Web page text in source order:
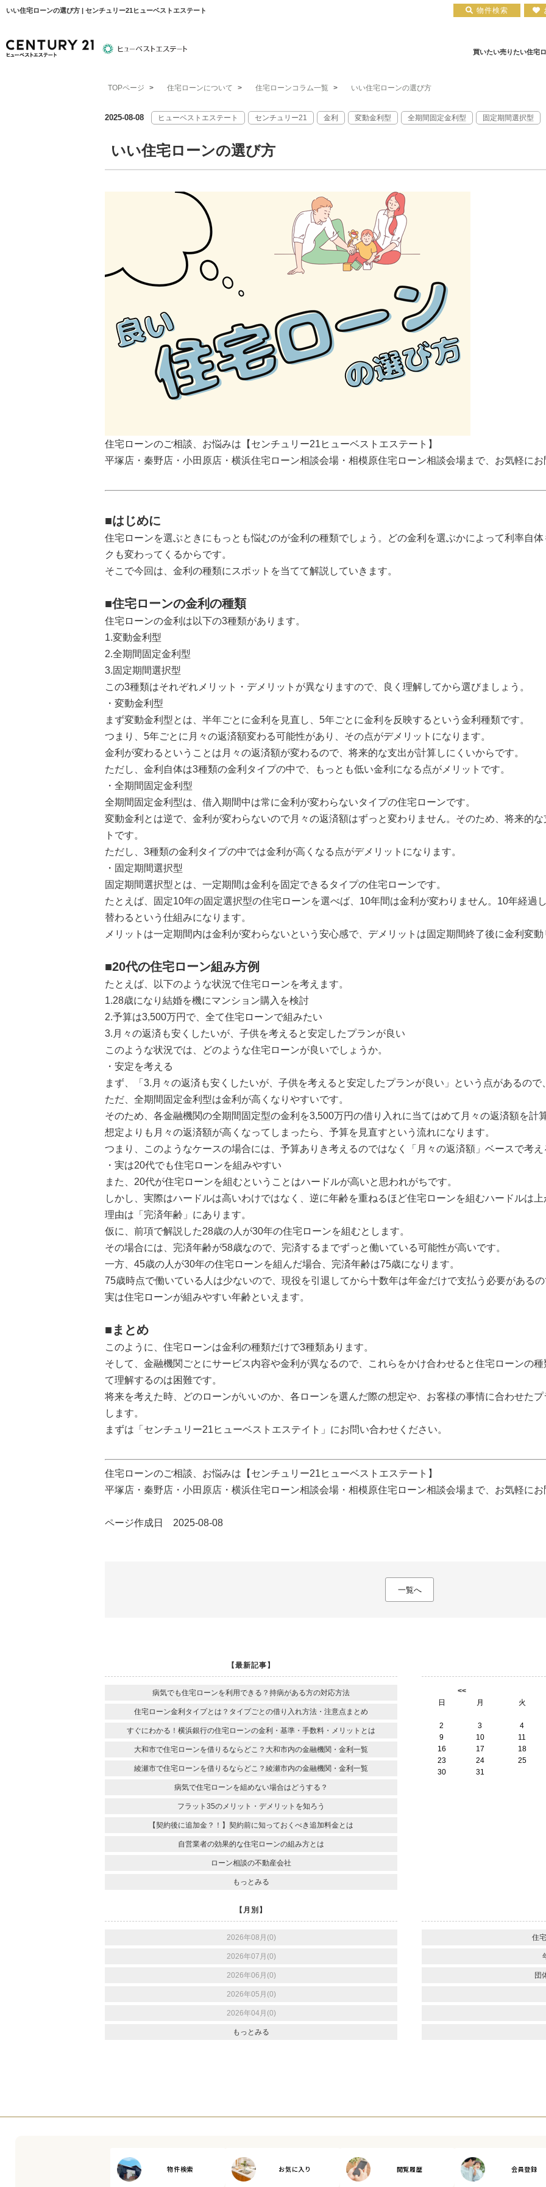
いい住宅ローンの選び方 | センチュリー21ヒューベストエステート
買いたい
物件検索 平塚エリア 小田原エリア 新築一戸建て 中古一戸建て
売りたい住宅
住宅ローンについて 住宅ローン実績 住宅ローン裏話 住宅ローンコラム
注文住宅について 建築実績
会社概要 お知らせ お客様の声 平塚店
TOPページ > 住宅ローンについて > 住宅ローンコラム一覧 > いい住宅ローンの選び方
2025-08-08 ヒューベストエステート センチュリー21 金利 変動金利型 全期間固定金利型 固定期間選択型
いい住宅ローンの選び方
住宅ローンのご相談、お悩みは【センチュリー21ヒューベストエステート】
平塚店・秦野店・小田原店・横浜住宅ローン相談会場・相模原住宅ローン相談会場まで、お気軽にお
■はじめに
住宅ローンを選ぶときにもっとも悩むのが金利の種類でしょう。どの金利を選ぶかによって利率自
クも変わってくるからです。
そこで今回は、金利の種類にスポットを当てて解説していきます。
■住宅ローンの金利の種類
住宅ローンの金利は以下の3種類があります。
1.変動金利型
2.全期間固定金利型
3.固定期間選択型
この3種類はそれぞれメリット・デメリットが異なりますので、良く理解してから選びましょう。
・変動金利型
まず変動金利型とは、半年ごとに金利を見直し、5年ごとに金利を反映するという金利種類です。
つまり、5年ごとに月々の返済額変わる可能性があり、その点がデメリットになります。
金利が変わるということは月々の返済額が変わるので、将来的な支出が計算しにくいからです。
ただし、金利自体は3種類の金利タイプの中で、もっとも低い金利になる点がメリットです。
・全期間固定金利型
全期間固定金利型は、借入期間中は常に金利が変わらないタイプの住宅ローンです。
変動金利とは逆で、金利が変わらないので月々の返済額はずっと変わりません。そのため、将来的
トです。
ただし、3種類の金利タイプの中では金利が高くなる点がデメリットになります。
・固定期間選択型
固定期間選択型とは、一定期間は金利を固定できるタイプの住宅ローンです。
たとえば、固定10年の固定選択型の住宅ローンを選べば、10年間は金利が変わりません。10年経過
替わるという仕組みになります。
メリットは一定期間内は金利が変わらないという安心感で、デメリットは固定期間終了後に金利変動
■20代の住宅ローン組み方例
たとえば、以下のような状況で住宅ローンを考えます。
1.28歳になり結婚を機にマンション購入を検討
2.予算は3,500万円で、全て住宅ローンで組みたい
3.月々の返済も安くしたいが、子供を考えると安定したプランが良い
このような状況では、どのような住宅ローンが良いでしょうか。
・安定を考える
まず、「3.月々の返済も安くしたいが、子供を考えると安定したプランが良い」という点があるので
ただ、全期間固定金利型は金利が高くなりやすいです。
そのため、各金融機関の全期間固定型の金利を3,500万円の借り入れに当てはめて月々の返済額を計
想定よりも月々の返済額が高くなってしまったら、予算を見直すという流れになります。
つまり、このようなケースの場合には、予算ありき考えるのではなく「月々の返済額」ベースで考え
・実は20代でも住宅ローンを組みやすい
また、20代が住宅ローンを組むということはハードルが高いと思われがちです。
しかし、実際はハードルは高いわけではなく、逆に年齢を重ねるほど住宅ローンを組むハードルは上
理由は「完済年齢」にあります。
仮に、前項で解説した28歳の人が30年の住宅ローンを組むとします。
その場合には、完済年齢が58歳なので、完済するまでずっと働いている可能性が高いです。
一方、45歳の人が30年の住宅ローンを組んだ場合、完済年齢は75歳になります。
75歳時点で働いている人は少ないので、現役を引退してから十数年は年金だけで支払う必要がある
実は住宅ローンが組みやすい年齢といえます。
■まとめ
このように、住宅ローンは金利の種類だけで3種類あります。
そして、金融機関ごとにサービス内容や金利が異なるので、これらをかけ合わせると住宅ローンの
て理解するのは困難です。
将来を考えた時、どのローンがいいのか、各ローンを選んだ際の想定や、お客様の事情に合わせた
します。
まずは「センチュリー21ヒューベストエステイト」にお問い合わせください。
住宅ローンのご相談、お悩みは【センチュリー21ヒューベストエステート】
平塚店・秦野店・小田原店・横浜住宅ローン相談会場・相模原住宅ローン相談会場まで、お気軽にお
ページ作成日 2025-08-08
一覧へ
【最新記事】
病気でも住宅ローンを利用できる？持病がある方の対応方法
住宅ローン金利タイプとは？タイプごとの借り入れ方法・注意点まとめ
すぐにわかる！横浜銀行の住宅ローンの金利・基準・手数料・メリットとは
大和市で住宅ローンを借りるならどこ？大和市内の金融機関・金利一覧
綾瀬市で住宅ローンを借りるならどこ？綾瀬市内の金融機関・金利一覧
病気で住宅ローンを組めない場合はどうする？
フラット35のメリット・デメリットを知ろう
【契約後に追加金？！】契約前に知っておくべき追加料金とは
自営業者の効果的な住宅ローンの組み方とは
ローン相談の不動産会社
もっとみる
<<
日
月 火
2
3 4
9
10 11
16
17 18
23
24 25
30
31
【月別】
2026年08月(0)
2026年07月(0)
2026年06月(0)
2026年05月(0)
2026年04月(0)
もっとみる
住
団
物件検索 お気に入り 閲覧履歴 会員登録
物件検索